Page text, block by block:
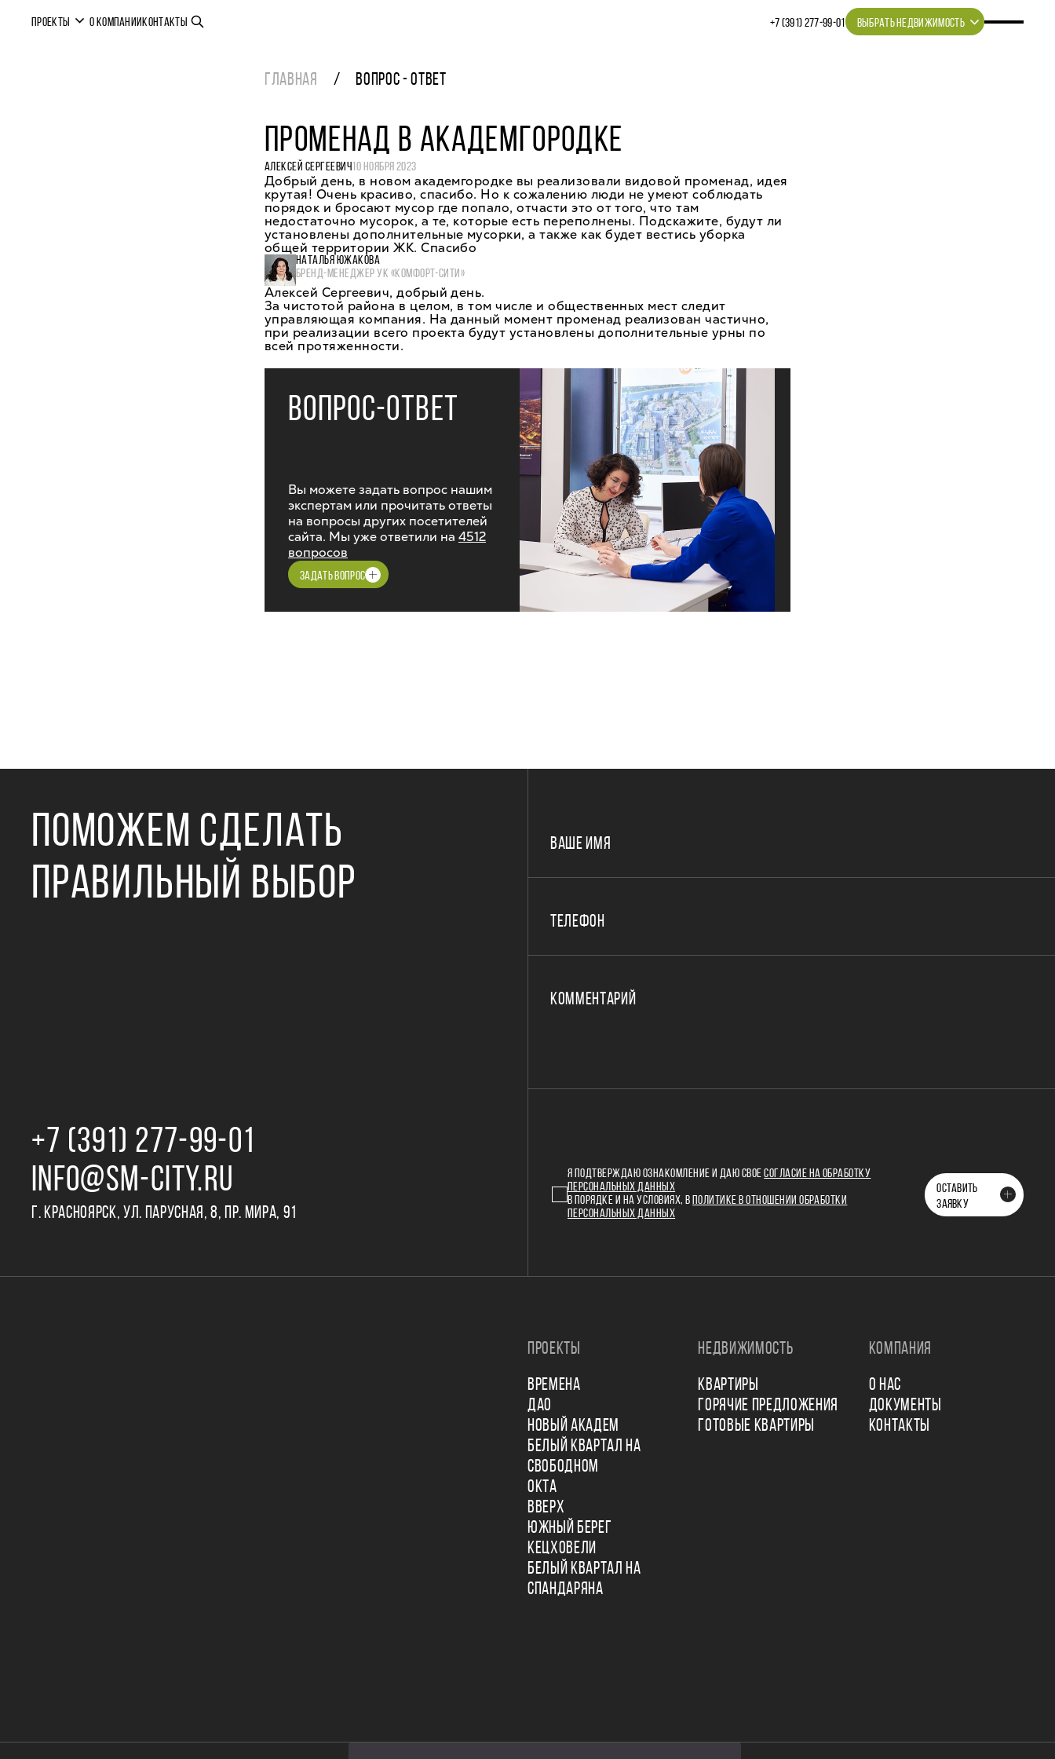
ПРОЕКТЫ О КОМПАНИИКОНТАКТЫ +7 (391) 277‒99‒01 ВЫБРАТЬ НЕДВИЖИМОСТЬ
ГЛАВНАЯ ВОПРОС - ОТВЕТ
ПРОМЕНАД В АКАДЕМГОРОДКЕ
АЛЕКСЕЙ СЕРГЕЕВИЧ10 НОЯБРЯ 2023
Добрый день, в новом академгородке вы реализовали видовой променад, идея
крутая! Очень красиво, спасибо. Но к сожалению люди не умеют соблюдать
порядок и бросают мусор где попало, отчасти это от того, что там
недостаточно мусорок, а те, которые есть переполнены. Подскажите, будут ли
установлены дополнительные мусорки, а также как будет вестись уборка
общей территории ЖК. Спасибо
НАТАЛЬЯ ЮЖАКОВА
БРЕНД-МЕНЕДЖЕР УК «КОМФОРТ-СИТИ»
Алексей Сергеевич, добрый день.
За чистотой района в целом, в том числе и общественных мест следит
управляющая компания. На данный момент променад реализован частично,
при реализации всего проекта будут установлены дополнительные урны по
всей протяженности.
ВОПРОС-ОТВЕТ
Вы можете задать вопрос нашим
экспертам или прочитать ответы
на вопросы других посетителей
сайта. Мы уже ответили на 4512
вопросов
ЗАДАТЬ ВОПРОС
ПОМОЖЕМ СДЕЛАТЬ
ПРАВИЛЬНЫЙ ВЫБОР
+7 (391) 277‒99‒01
INFO@SM-CITY.RU
Г. КРАСНОЯРСК, УЛ. ПАРУСНАЯ, 8, ПР. МИРА, 91
ВАШЕ ИМЯ
ТЕЛЕФОН
КОММЕНТАРИЙ
Я ПОДТВЕРЖДАЮ ОЗНАКОМЛЕНИЕ И ДАЮ СВОЕСОГЛАСИЕ НА ОБРАБОТКУ
ПЕРСОНАЛЬНЫХ ДАННЫХ
В ПОРЯДКЕ И НА УСЛОВИЯХ, В
ПОЛИТИКЕ В ОТНОШЕНИИ ОБРАБОТКИ
ПЕРСОНАЛЬНЫХ ДАННЫХ
ОСТАВИТЬ
ЗАЯВКУ
ПРОЕКТЫ
ВРЕМЕНА
ДАО
НОВЫЙ АКАДЕМ
БЕЛЫЙ КВАРТАЛ НА
СВОБОДНОМ
ОКТА
ВВЕРХ
ЮЖНЫЙ БЕРЕГ
КЕЦХОВЕЛИ
БЕЛЫЙ КВАРТАЛ НА
СПАНДАРЯНА
НЕДВИЖИМОСТЬ
КВАРТИРЫ
ГОРЯЧИЕ ПРЕДЛОЖЕНИЯ
ГОТОВЫЕ КВАРТИРЫ
КОМПАНИЯ
О НАС
ДОКУМЕНТЫ
КОНТАКТЫ